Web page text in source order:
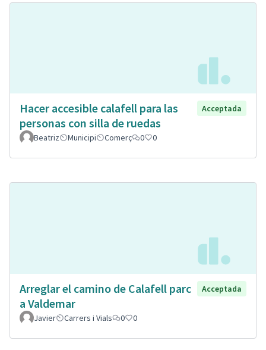
Hacer accesible calafell para las
personas con silla de ruedas
Acceptada
Beatriz Municipi Comerç 0 0
Arreglar el camino de Calafell parc
a Valdemar
Acceptada
Javier Carrers i Vials 0 0